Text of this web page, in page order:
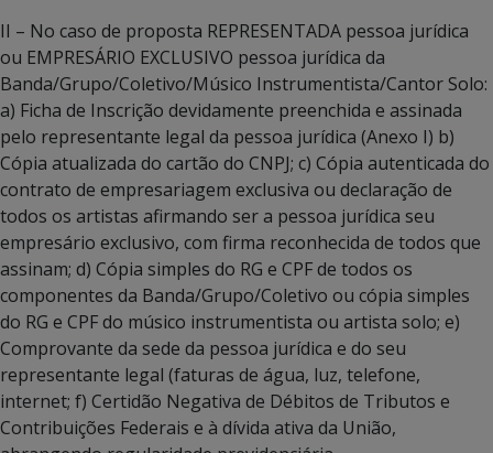
II – No caso de proposta REPRESENTADA pessoa jurídica
ou EMPRESÁRIO EXCLUSIVO pessoa jurídica da
Banda/Grupo/Coletivo/Músico Instrumentista/Cantor Solo:
a) Ficha de Inscrição devidamente preenchida e assinada
pelo representante legal da pessoa jurídica (Anexo I) b)
Cópia atualizada do cartão do CNPJ; c) Cópia autenticada do
contrato de empresariagem exclusiva ou declaração de
todos os artistas afirmando ser a pessoa jurídica seu
empresário exclusivo, com firma reconhecida de todos que
assinam; d) Cópia simples do RG e CPF de todos os
componentes da Banda/Grupo/Coletivo ou cópia simples
do RG e CPF do músico instrumentista ou artista solo; e)
Comprovante da sede da pessoa jurídica e do seu
representante legal (faturas de água, luz, telefone,
internet; f) Certidão Negativa de Débitos de Tributos e
Contribuições Federais e à dívida ativa da União,